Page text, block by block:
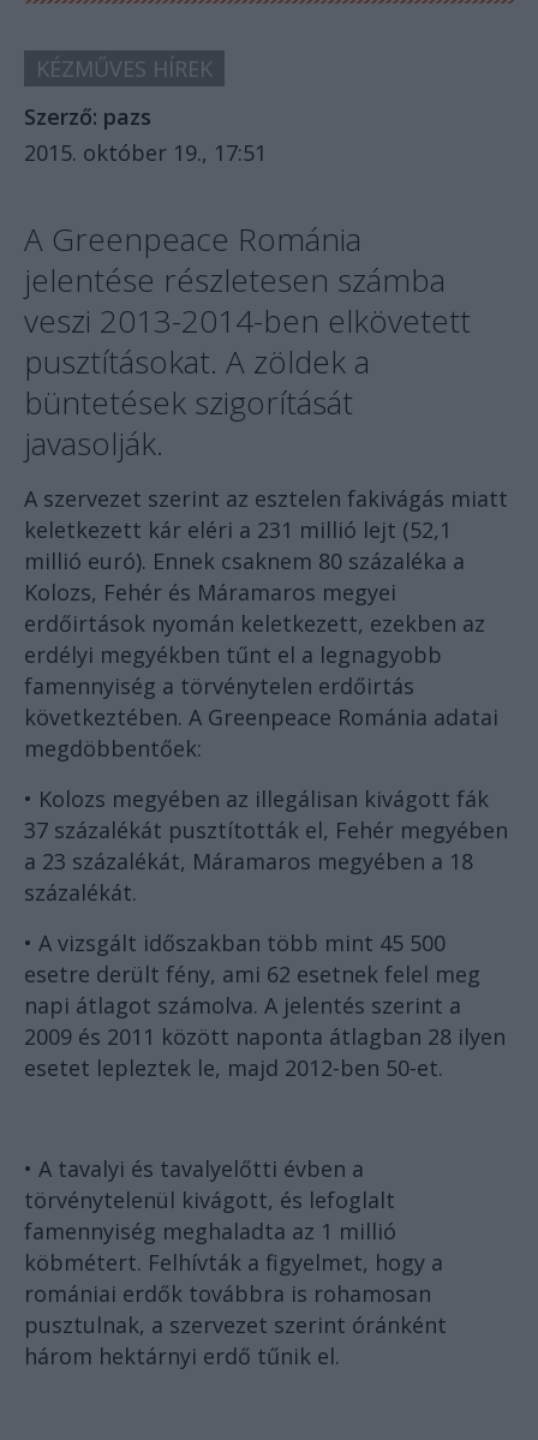
KÉZMŰVES HÍREK
Szerző: pazs
2015. október 19., 17:51
A Greenpeace Románia
jelentése részletesen számba
veszi 2013-2014-ben elkövetett
pusztításokat. A zöldek a
büntetések szigorítását
javasolják.
A szervezet szerint az esztelen fakivágás miatt
keletkezett kár eléri a 231 millió lejt (52,1
millió euró). Ennek csaknem 80 százaléka a
Kolozs, Fehér és Máramaros megyei
erdőirtások nyomán keletkezett, ezekben az
erdélyi megyékben tűnt el a legnagyobb
famennyiség a törvénytelen erdőirtás
következtében. A Greenpeace Románia adatai
megdöbbentőek:
• Kolozs megyében az illegálisan kivágott fák
37 százalékát pusztították el, Fehér megyében
a 23 százalékát, Máramaros megyében a 18
százalékát.
• A vizsgált időszakban több mint 45 500
esetre derült fény, ami 62 esetnek felel meg
napi átlagot számolva. A jelentés szerint a
2009 és 2011 között naponta átlagban 28 ilyen
esetet lepleztek le, majd 2012-ben 50-et.
• A tavalyi és tavalyelőtti évben a
törvénytelenül kivágott, és lefoglalt
famennyiség meghaladta az 1 millió
köbmétert. Felhívták a figyelmet, hogy a
romániai erdők továbbra is rohamosan
pusztulnak, a szervezet szerint óránként
három hektárnyi erdő tűnik el.